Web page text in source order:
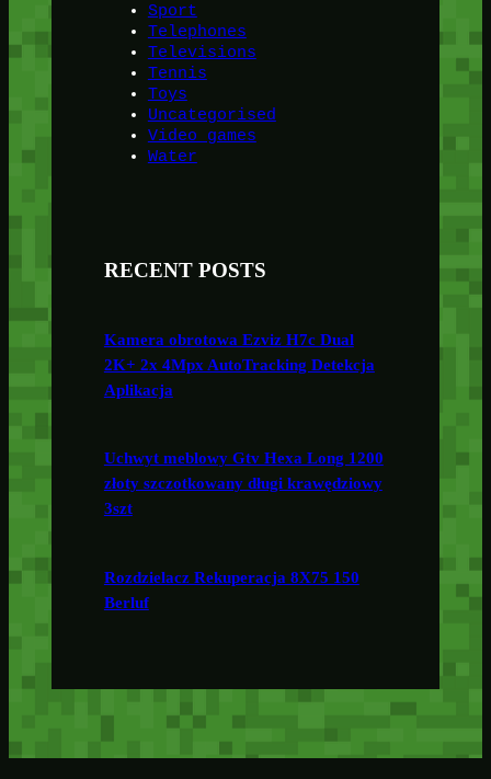
Sport
Telephones
Televisions
Tennis
Toys
Uncategorised
Video games
Water
RECENT POSTS
Kamera obrotowa Ezviz H7c Dual
2K+ 2x 4Mpx AutoTracking Detekcja
Aplikacja
Uchwyt meblowy Gtv Hexa Long 1200
złoty szczotkowany długi krawędziowy
3szt
Rozdzielacz Rekuperacja 8X75 150
Berluf